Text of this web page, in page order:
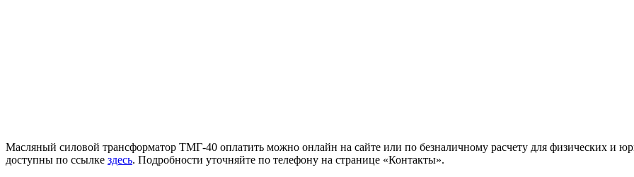
Масляный силовой трансформатор ТМГ-40 оплатить можно онлайн на сайте или по безналичному расчету для физических и
доступны по ссылке здесь. Подробности уточняйте по телефону на странице «Контакты».